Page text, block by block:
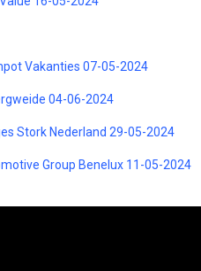
Vakanties 07-05-2024
04-06-2024
Stork Nederland 29-05-2024
Group Benelux 11-05-2024